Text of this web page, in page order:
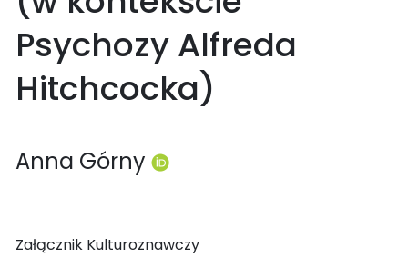
Psychozy Alfreda
Hitchcocka)
Anna Górny
Załącznik Kulturoznawczy